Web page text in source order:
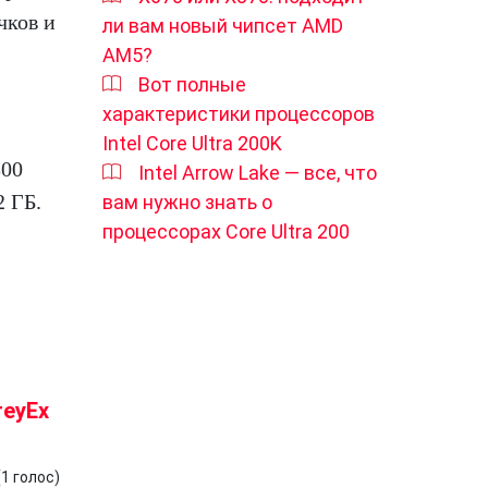
и
ГБ.
1 голос)
ли вам новый чипсет AMD
AM5?
Вот полные
характеристики процессоров
Intel Core Ultra 200K
Intel Arrow Lake — все, что
вам нужно знать о
процессорах Core Ultra 200